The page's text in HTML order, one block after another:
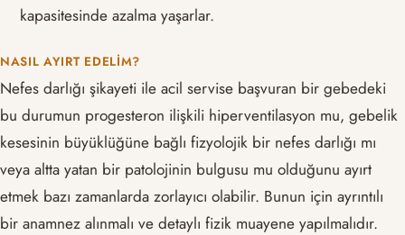
kapasitesinde azalma yaşarlar.
NASIL AYIRT EDELIM?
Nefes darlığı şikayeti ile acil servise başvuran bir gebedeki
bu durumun progesteron ilişkili hiperventilasyon mu, gebelik
kesesinin büyüklüğüne bağlı fizyolojik bir nefes darlığı mı
veya altta yatan bir patolojinin bulgusu mu olduğunu ayırt
etmek bazı zamanlarda zorlayıcı olabilir. Bunun için ayrıntılı
bir anamnez alınmalı ve detaylı fizik muayene yapılmalıdır.